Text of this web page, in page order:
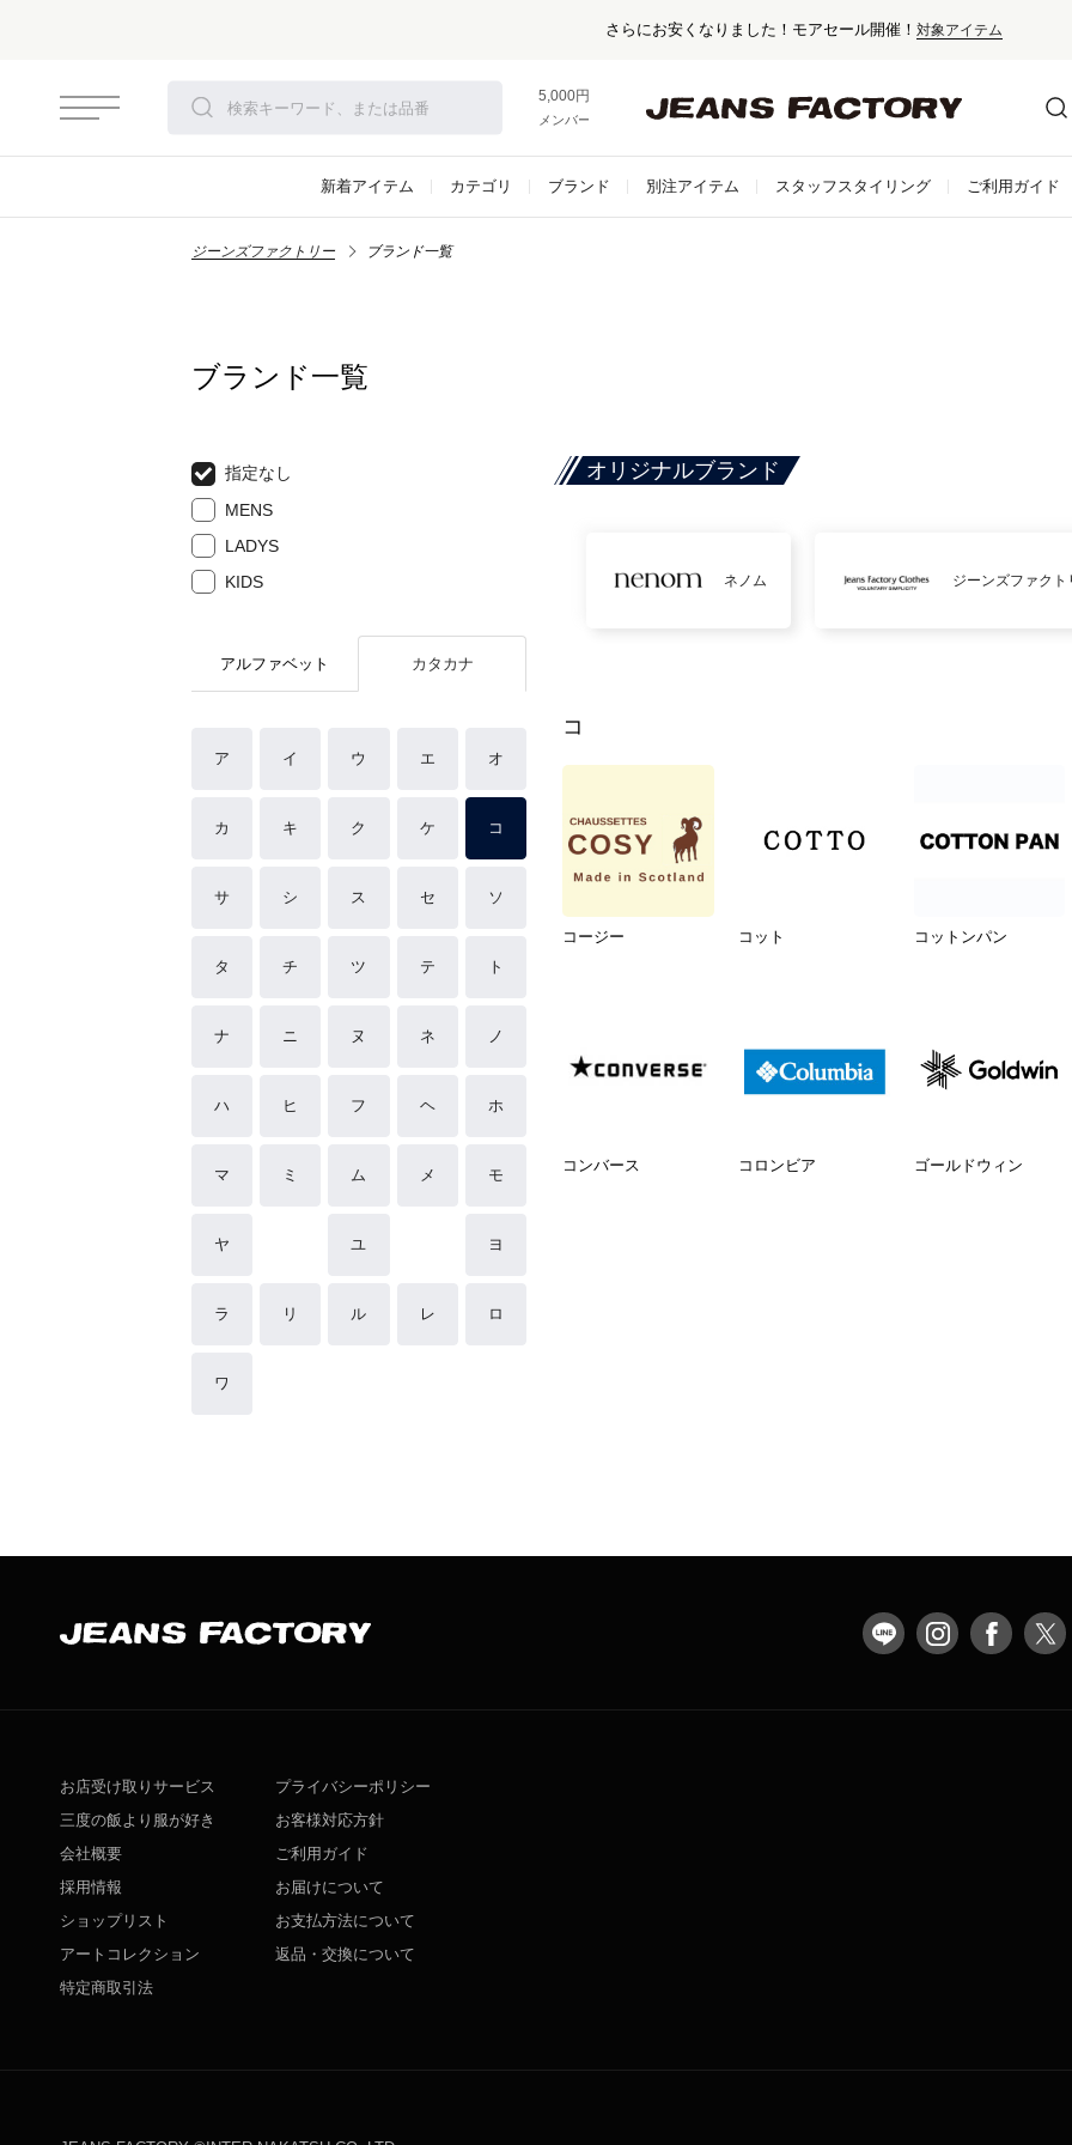
さらにお安くなりました！モアセール開催！ 対象アイテム
5,000円以上お買い上げで送料無料！
メンバー登録でお得な情報をゲット。さらに詳しく
新着アイテム カテゴリ ブランド 別注アイテム スタッフスタイリング ご利用ガイド
ジーンズファクトリー ブランド一覧
ブランド一覧
指定なし
MENS
LADYS
KIDS
アルファベット カタカナ
ア イ ウ エ オ
カ キ ク ケ コ
サ シ ス セ ソ
タ チ ツ テ ト
ナ ニ ヌ ネ ノ
ハ ヒ フ ヘ ホ
マ ミ ム メ モ
ヤ ユ ヨ
ラ リ ル レ ロ
ワ
オリジナルブランド
ネノム ジーンズファクト
コ
コージー コット コットンパン
コンバース コロンビア ゴールドウィン
お店受け取りサービス
三度の飯より服が好き
会社概要
採用情報
ショップリスト
アートコレクション
特定商取引法
プライバシーポリシー
お客様対応方針
ご利用ガイド
お届けについて
お支払方法について
返品・交換について